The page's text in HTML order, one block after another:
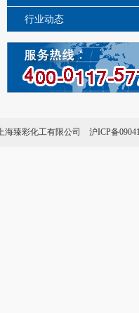
行业动态
海臻彩化工有限公司 沪ICP备